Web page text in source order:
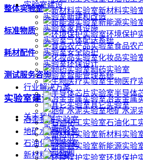
新材料实验
新能源实验
环境保护
食品农
化妆品实验
制药实验室
生物医疗
半导体
其它实验室
关于我们
禹重简介
资质证书
公司新闻
实验室建设
实验室新建和改造
实验室家具设施
实验室气体配送系统
实验室安全防护
实验室环保设计
实验室智能管理系统
行业解决方案
冶金金属
地矿水泥
石油化工
新材料实验
新能源实验
环境保护
整体实验室
标准物质
耗材配件
测试服务咨询
实验室建设
冶金金属实验室
地矿水泥实验室
石油化工实验室
新材料实验室